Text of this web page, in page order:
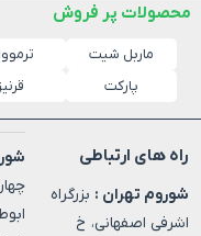
محصولات پر فروش
ماربل شیت
پارکت
قرنیز
راه های ارتباطی
شوروم تهران : بزرگراه
اشرفی اصفهانی، خ